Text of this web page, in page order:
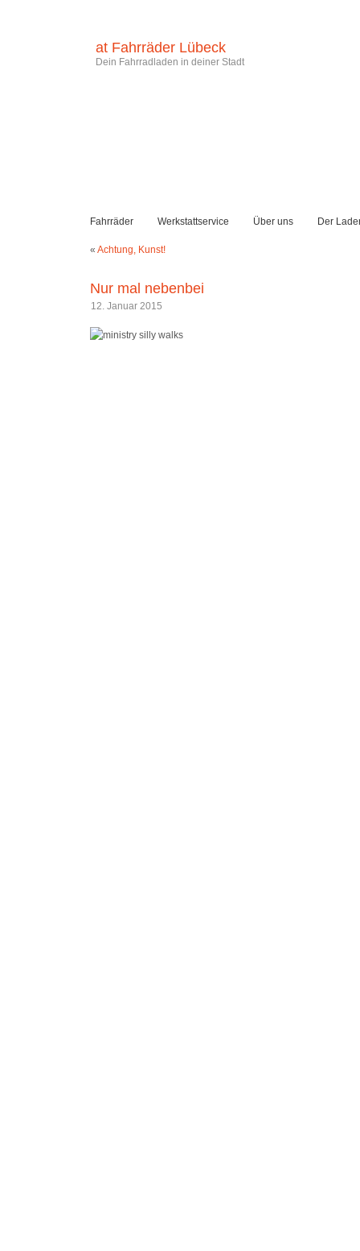
at Fahrräder Lübeck
Dein Fahrradladen in deiner Stadt
Fahrräder Werkstattservice Über uns Der
« Achtung, Kunst!
Nur mal nebenbei
12. Januar 2015